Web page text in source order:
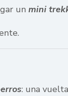
un mini
: una